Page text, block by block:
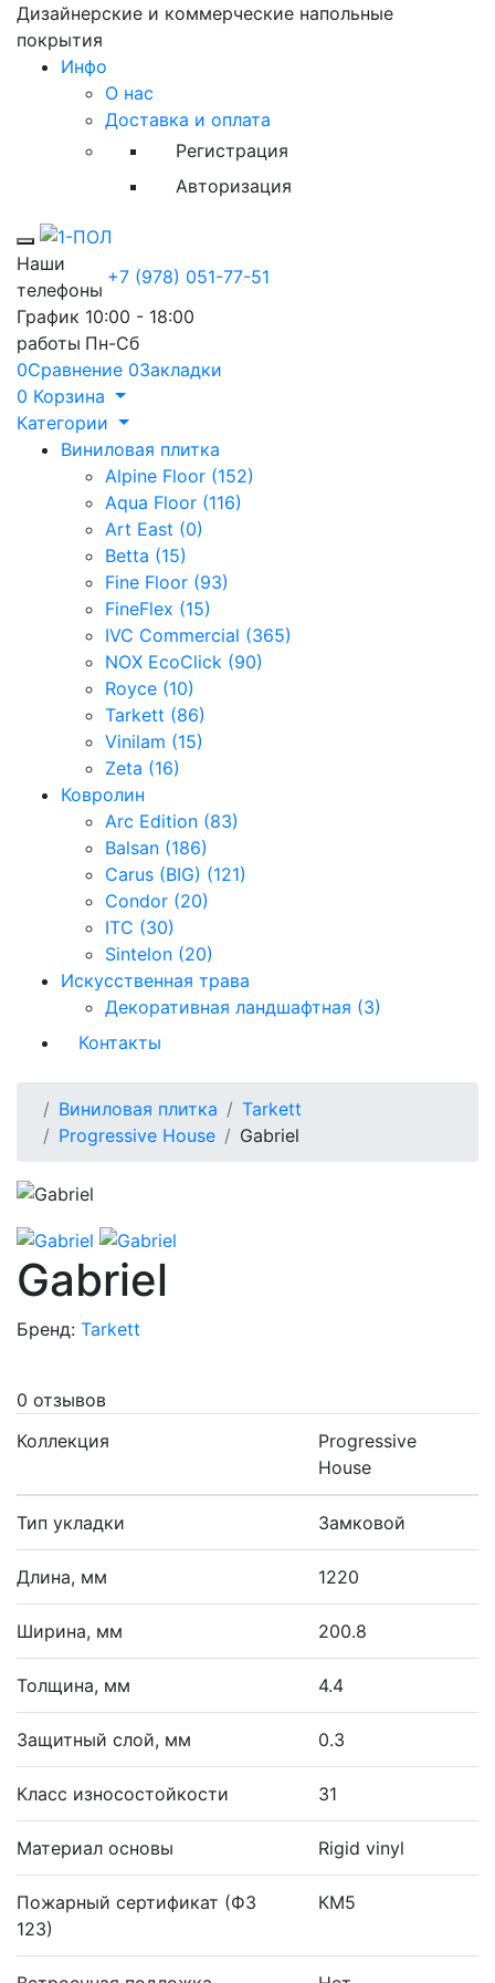
Дизайнерские и коммерческие напольные
покрытия
Инфо
О нас
Доставка и оплата
Регистрация
Авторизация
Toggle mobile menu
Наши
телефоны
+7 (978) 051-77-51
График
работы
10:00 - 18:00
Пн-Сб
0Сравнение 0Закладки
0 Корзина
Категории
Виниловая плитка
Alpine Floor (152)
Aqua Floor (116)
Art East (0)
Betta (15)
Fine Floor (93)
FineFlex (15)
IVC Commercial (365)
NOX EcoClick (90)
Royce (10)
Tarkett (86)
Vinilam (15)
Zeta (16)
Ковролин
Arc Edition (83)
Balsan (186)
Carus (BIG) (121)
Condor (20)
ITC (30)
Sintelon (20)
Искусственная трава
Декоративная ландшафтная (3)
Контакты
Виниловая плитка
Tarkett
Progressive House
Gabriel
Gabriel
Бренд: Tarkett
0 отзывов
Коллекция
Progressive
House
Тип укладки Замковой
Длина, мм 1220
Ширина, мм 200.8
Толщина, мм 4.4
Защитный слой, мм 0.3
Класс износостойкости 31
Материал основы Rigid vinyl
Пожарный сертификат (ФЗ
123)
КМ5